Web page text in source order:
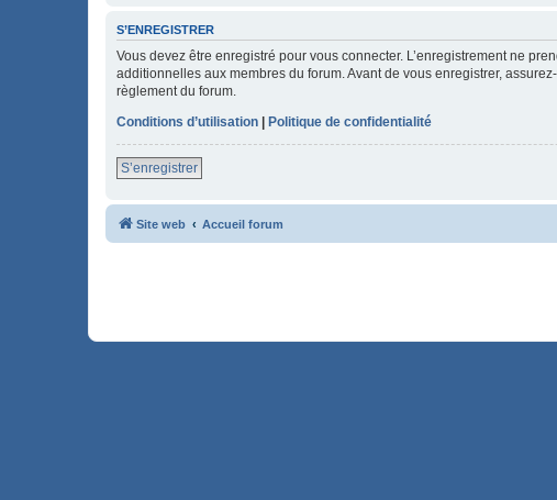
S’ENREGISTRER
Vous devez être enregistré pour vous connecter. L’enregistrement ne
additionnelles aux membres du forum. Avant de vous enregistrer,
règlement du forum.
Conditions d’utilisation | Politique de confidentialité
S’enregistrer
Site web Accueil forum